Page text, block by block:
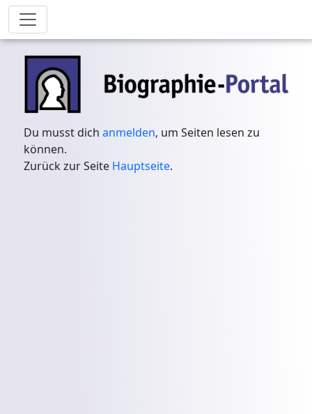
Du musst dichanmelden, um Seiten lesen zu
können.
Zurück zur Seite Hauptseite.